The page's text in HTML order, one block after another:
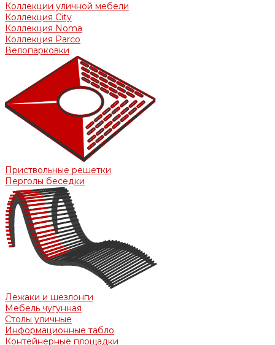
Коллекции уличной мебели
Коллекция City
Коллекция Noma
Коллекция Parco
Велопарковки
Приствольные решетки
Перголы беседки
Лежаки и шезлонги
Мебель чугунная
Столы уличные
Информационные табло
Контейнерные площадки